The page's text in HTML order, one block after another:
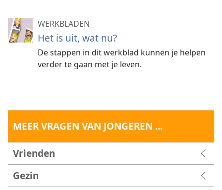
WERKBLADEN
Het is uit, wat nu?
De stappen in dit werkblad kunnen je helpen
verder te gaan met je leven.
MEER VRAGEN VAN JONGEREN ...
Vrienden
Gezin